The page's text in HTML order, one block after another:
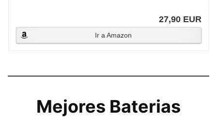
27,90 EUR
Ir a Amazon
Mejores Baterias